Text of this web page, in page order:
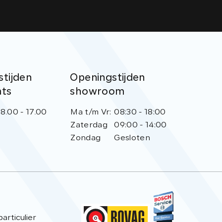
8.00 - 17.00
Openingstijden
showroom
Ma t/m Vr: 08:30 - 18:00
Zaterdag
09:00 - 14:00
Zondag
Gesloten